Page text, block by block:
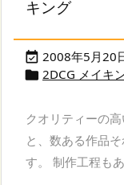
キング
 2008年5月20
 2DCG メイキ
クオリティーの
と、数ある作品
す。 制作工程も